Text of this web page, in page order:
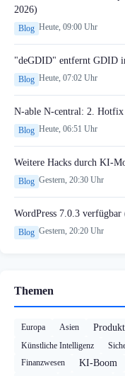
2026)
Blog Heute, 09:00 Uhr
"deGDID" entfernt GDID
Blog Heute, 07:02 Uhr
N-able N-central: 2.
Blog Heute, 06:51 Uhr
Weitere Hacks durch KI-
Blog Gestern, 20:30 Uhr
WordPress 7.0.3
Blog Gestern, 20:20 Uhr
Themen
Europa Asien
Künstliche Intelligenz
Finanzwesen
KI-Boom